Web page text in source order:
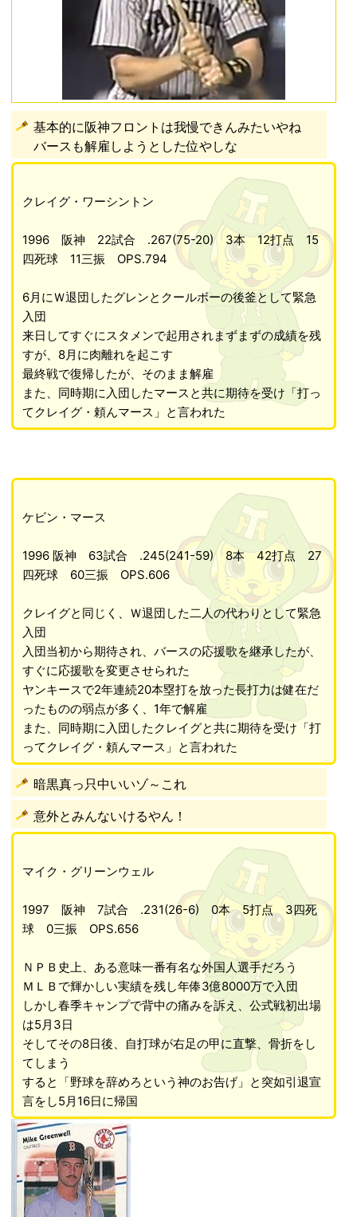
基本的に阪神フロントは我慢できんみたいやね
バースも解雇しようとした位やしな
クレイグ・ワーシントン
1996 阪神 22試合 .267(75-20) 3本 12打点 15
四死球 11三振 OPS.794
6月にＷ退団したグレンとクールボーの後釜として緊急
入団
来日してすぐにスタメンで起用されまずまずの成績を残
すが、8月に肉離れを起こす
最終戦で復帰したが、そのまま解雇
また、同時期に入団したマースと共に期待を受け「打っ
てクレイグ・頼んマース」と言われた
ケビン・マース
1996 阪神 63試合 .245(241-59) 8本 42打点 27
四死球 60三振 OPS.606
クレイグと同じく、Ｗ退団した二人の代わりとして緊急
入団
入団当初から期待され、バースの応援歌を継承したが、
すぐに応援歌を変更させられた
ヤンキースで2年連続20本塁打を放った長打力は健在だ
ったものの弱点が多く、1年で解雇
また、同時期に入団したクレイグと共に期待を受け「打
ってクレイグ・頼んマース」と言われた
暗黒真っ只中いいゾ～これ
意外とみんないけるやん！
マイク・グリーンウェル
1997 阪神 7試合 .231(26-6) 0本 5打点 3四死
球 0三振 OPS.656
ＮＰＢ史上、ある意味一番有名な外国人選手だろう
ＭＬＢで輝かしい実績を残し年俸3億8000万で入団
しかし春季キャンプで背中の痛みを訴え、公式戦初出場
は5月3日
そしてその8日後、自打球が右足の甲に直撃、骨折をし
てしまう
すると「野球を辞めろという神のお告げ」と突如引退宣
言をし5月16日に帰国